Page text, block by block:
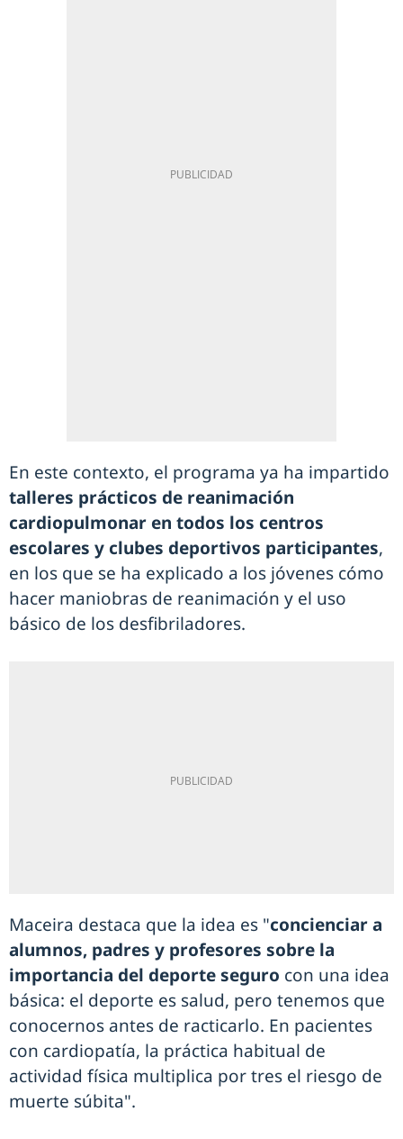
En este contexto, el programa ya ha impartido
talleres prácticos de reanimación
cardiopulmonar en todos los centros
escolares y clubes deportivos participantes,
en los que se ha explicado a los jóvenes cómo
hacer maniobras de reanimación y el uso
básico de los desfibriladores.
Maceira destaca que la idea es "concienciar a
alumnos, padres y profesores sobre la
importancia del deporte seguro con una idea
básica: el deporte es salud, pero tenemos que
conocernos antes de racticarlo. En pacientes
con cardiopatía, la práctica habitual de
actividad física multiplica por tres el riesgo de
muerte súbita".